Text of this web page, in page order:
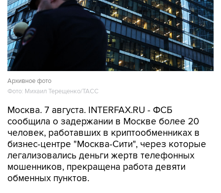
Архивное фото
Фото: Михаил Терещенко/ТАСС
Москва. 7 августа. INTERFAX.RU - ФСБ
сообщила о задержании в Москве более 20
человек, работавших в криптообменниках в
бизнес-центре "Москва-Сити", через которые
легализовались деньги жертв телефонных
мошенников, прекращена работа девяти
обменных пунктов.